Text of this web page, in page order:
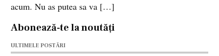
acum. Nu as putea sa va […]
Abonează-te la noutăți
ULTIMELE POSTĂRI